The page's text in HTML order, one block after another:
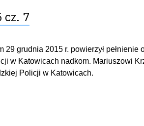
cz. 7
29 grudnia 2015 r. powierzył
w Katowicach nadkom. Mariuszowi
Policji w Katowicach.